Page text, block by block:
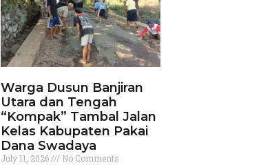
Warga Dusun Banjiran
Utara dan Tengah
“Kompak” Tambal Jalan
Kelas Kabupaten Pakai
Dana Swadaya
July 11, 2026 No Comments